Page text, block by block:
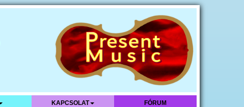
KAPCSOLAT FÓRUM